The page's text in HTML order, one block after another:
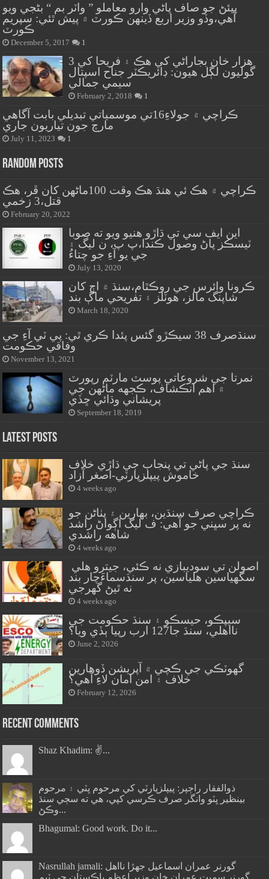
پيئڻ جو صاف پاڻي وارو معاملو ” واٽر بم “ بڻجي ويو
آهي،وڏو وزير اربع ڏينهن ڪورٽ ۾ پيش ٿئي: سپريم
ڪورٽ
December 5, 2017 1
هزار خان بجاراڻي کي هڪ ۽ فريحا کي 3
گوليون لڳل هيون: ڊائريڪٽر جناح اسپتال
سيمي جمالي
February 2, 2018 1
ڪراچي ۾ جولاءِ16تي موسمياتي تبديلي بابت آگاهي
مارچ جون تياريون جاري
July 11, 2023 1
Random Posts
ڪراچي ۾ هڪ ئي هنڌ هڪ وقت 100ماڻهن کان ڦر، هڪ
قتل،3 زخمي
February 20, 2022
اين ايف سي تي ڌاڙو هنيو ويو ته صوبا
ٽيسڪز پاڻ وصول ڪندا،پ پ، ن ليگ ۽
جي يو آءِ جو چتاءُ
July 13, 2020
ڪرونا وائرس جي روڪٿام،سنڌ ۾ اڄ کان
شاپنگ مالز، هوٽلز ۽ تفريحي ماڳ بند
March 18, 2020
سنڌصرف 38 سيڪڙو گئس پئدا ڪري ٿي: پي ٽي آءِ جي
وفاقي حڪومت
November 13, 2021
نمرتا جي شروعاتي پوسٽ مارٽم رپورٽ
۾ اهم انڪشاف، ڪجهه ماڻهن جي
پريشاني وڌائي ڇڏي
September 18, 2019
Latest Posts
سنڌ جي پاڻي تي پنجاب جي ڌاڙي خلاف
خاموش پيپلزپارٽي-اصغر آزاد
4 weeks ago
ڪراچي صرف سنڌين، بهارين ۽ پٺاڻن جو
نه پر سڀني جو آهي: ف ليگ اڳواڻ راشد
شاهه راشدي
4 weeks ago
سگهياسين هلياسين، پر سنڌسماءَچار بند
نه ٿيڻ گهرجي
4 weeks ago
سيپڪو، حيسڪو ۽ سنڌ حڪومت جي
نااهلي، سنڌ جا127 ارب رپيا ٻڏي ويا؟
June 2, 2026
گهوٽڪي جي ڪچي ۾ آپريشن ڏوهارين
خلاف ۽ امن امان لاءِ آهي؟
February 12, 2026
Recent Comments
Shaz Khadim: ✌️...
ذوالفقار راڄپر: پيپلزپارٽي کي مرحوم ڀٽي ۽ مرحوم
بينظير ڀٽو وانگر صرف ڪرسي کپي، هي ته سڄي سنڌ
وڪڻ...
Bhagumal: Good work. Do it...
Nasrullah jamali: گورنر عمران اسماعيل جھڙا نااهل